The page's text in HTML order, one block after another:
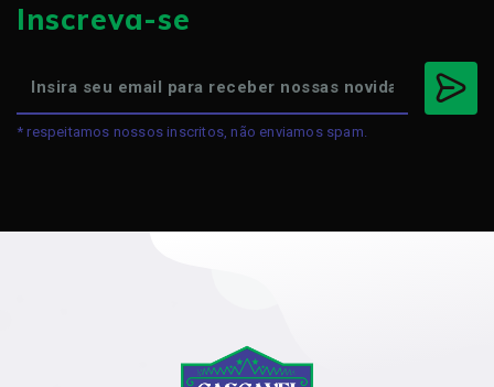
Inscreva-se
* respeitamos nossos inscritos, não enviamos spam.